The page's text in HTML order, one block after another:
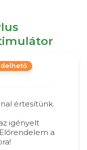
értesítünk.
igényelt
a